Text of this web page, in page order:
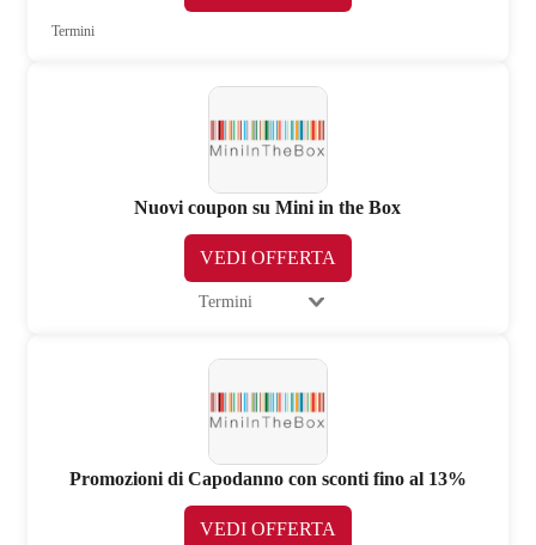
Termini
Nuovi coupon su Mini in the Box
VEDI OFFERTA
Termini
Promozioni di Capodanno con sconti fino al 13%
VEDI OFFERTA